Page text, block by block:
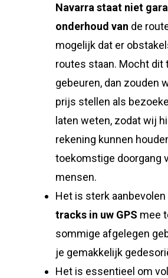
Navarra staat niet
onderhoud van de
mogelijk dat er
routes staan. Mocht dit
gebeuren, dan zouden
prijs stellen als
laten weten, zodat wij
rekening kunnen
toekomstige doorgang
mensen.
Het is sterk aanbevolen
tracks in uw GPS mee
sommige afgelegen
je gemakkelijk
Het is essentieel om